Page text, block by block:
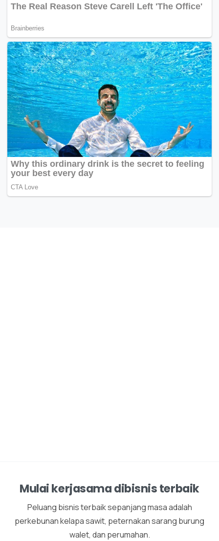
Mulai kerjasama dibisnis terbaik
Peluang bisnis terbaik sepanjang masa adalah
perkebunan kelapa sawit, peternakan sarang burung
walet, dan perumahan.